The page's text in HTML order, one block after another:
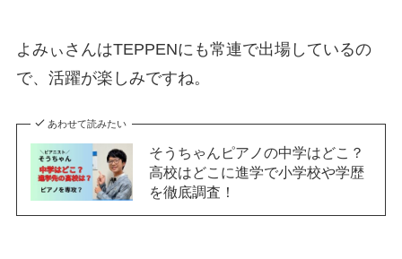
よみぃさんはTEPPENにも常連で出場しているの
で、活躍が楽しみですね。
あわせて読みたい
そうちゃんピアノの中学はどこ？
高校はどこに進学で小学校や学歴
を徹底調査！